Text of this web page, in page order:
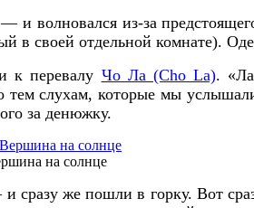
и волновался из-за
в своей отдельной комнате).
к перевалу Чо Ла (Cho La).
тем слухам, которые мы
за денюжку.
на солнце
сразу же пошли в горку. Вот